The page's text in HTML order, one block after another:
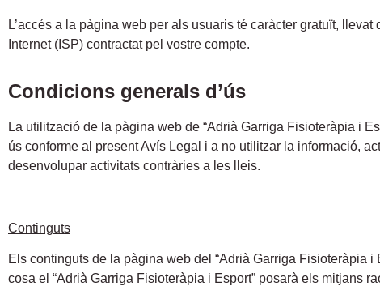
L’accés a la pàgina web per als usuaris té caràcter gratuït,
Internet (ISP) contractat pel vostre compte.
Condicions generals d’ús
La utilització de la pàgina web de “Adrià Garriga Fisioteràpia i
ús conforme al present Avís Legal i a no utilitzar la informació,
desenvolupar activitats contràries a les lleis.
Continguts
Els continguts de la pàgina web del “Adrià Garriga Fisioteràpia
cosa el “Adrià Garriga Fisioteràpia i Esport” posarà els mitjans